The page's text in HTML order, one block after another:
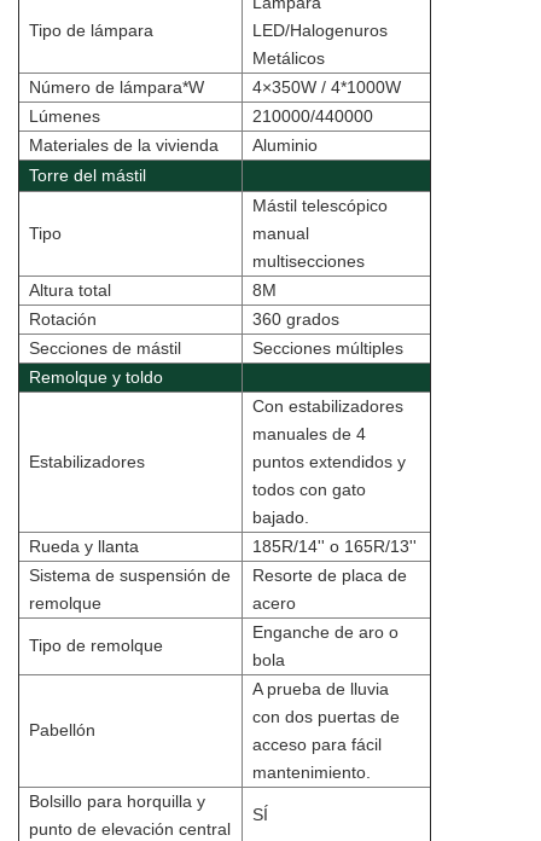
Tipo de lámpara
LED/Halogenuros
Metálicos
Número de lámpara*W
4×350W / 4*1000W
Lúmenes
210000/440000
Materiales de la vivienda
Aluminio
Torre del mástil
Tipo
Mástil telescópico
manual
multisecciones
Altura total
8M
Rotación
360 grados
Secciones de mástil
Secciones múltiples
Remolque y toldo
Estabilizadores
Con estabilizadores
manuales de 4
puntos extendidos y
todos con gato
bajado.
Rueda y llanta
185R/14'' o 165R/13''
Sistema de suspensión de
remolque
Resorte de placa de
acero
Tipo de remolque
Enganche de aro o
bola
Pabellón
A prueba de lluvia
con dos puertas de
acceso para fácil
mantenimiento.
Bolsillo para horquilla y
punto de elevación central
SÍ